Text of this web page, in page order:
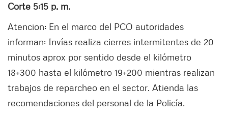
Corte 5:15 p. m.
Atencion: En el marco del PCO autoridades
informan: Invías realiza cierres intermitentes de 20
minutos aprox por sentido desde el kilómetro
18+300 hasta el kilómetro 19+200 mientras realizan
trabajos de reparcheo en el sector. Atienda las
recomendaciones del personal de la Policía.